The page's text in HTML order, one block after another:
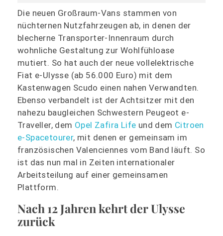
Die neuen Großraum-Vans stammen von
nüchternen Nutzfahrzeugen ab, in denen der
blecherne Transporter-Innenraum durch
wohnliche Gestaltung zur Wohlfühloase
mutiert. So hat auch der neue vollelektrische
Fiat e-Ulysse (ab 56.000 Euro) mit dem
Kastenwagen Scudo einen nahen Verwandten.
Ebenso verbandelt ist der Achtsitzer mit den
nahezu baugleichen Schwestern Peugeot e-
Traveller, dem Opel Zafira Life und dem Citroen
e-Spacetourer, mit denen er gemeinsam im
französischen Valenciennes vom Band läuft. So
ist das nun mal in Zeiten internationaler
Arbeitsteilung auf einer gemeinsamen
Plattform.
Nach 12 Jahren kehrt der Ulysse
zurück